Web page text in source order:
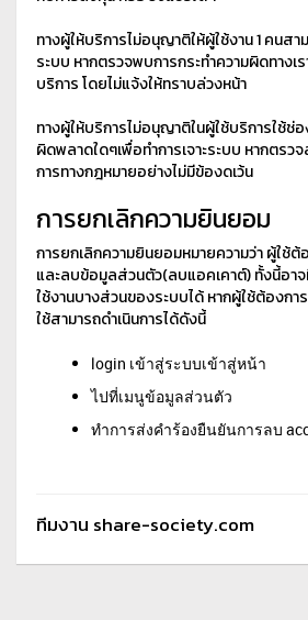
ทางผู้ให้บริการไม่อนุญาติให้ผู้ใช้งาน 1 คนส
ระบบ หากตรวจพบการกระทำความผิดทางเ
บริการ โดยไม่แจ้งให้ทราบล่วงหน้า
ทางผู้ให้บริการไม่อนุญาติในผู้ใช้บริการใช้ช่
ผิดพลาดใดๆเพื่อทำการเจาะระบบ หากตรว
การทางกฎหมายอย่างไม่มีข้องดเว้น
การยกเลิกความยินยอม
การยกเลิกความยินยอมหมายความว่า ผู้ใช้ต้
และลบข้อมูลส่วนตัว(ลบแอคเคาต์) ทั้งนี้อาจ
ใช้งานบางส่วนของระบบได้ หากผู้ใช้ต้องก
ใช้สามารถดำเนินการได้ดังนี้
login เข้าสู่ระบบเข้าสู่หน้า
ไปที่เมนูข้อมูลส่วนตัว
ทำการส่งคำร้องยืนยันการลบ
ทีมงาน share-society.com